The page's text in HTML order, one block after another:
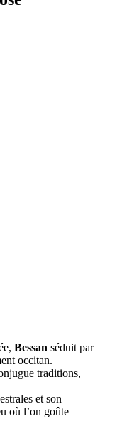
Bessan séduit par
occitan.
traditions,
et son
où l’on goûte